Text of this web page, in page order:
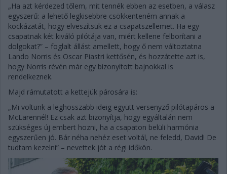
„Ha azt kérdezed tőlem, mit tennék ebben az esetben, a válasz
egyszerű: a lehető legkisebbre csökkenteném annak a
kockázatát, hogy elveszítsük ez a csapatszellemet. Ha egy
csapatnak két kiváló pilótája van, miért kellene felborítani a
dolgokat?” – foglalt állást amellett, hogy ő nem változtatna
Lando Norris és Oscar Piastri kettősén, és hozzátette azt is,
hogy Norris révén már egy bizonyított bajnokkal is
rendelkeznek.
Majd rámutatott a kettejük párosára is:
„Mi voltunk a leghosszabb ideig együtt versenyző pilótapáros a
McLarennél! Ez csak azt bizonyítja, hogy egyáltalán nem
szükséges új embert hozni, ha a csapaton belüli harmónia
egyszerűen jó. Bár néha nehéz eset voltál, ne feledd, David! De
tudtam kezelni” – nevettek jót a régi időkön.